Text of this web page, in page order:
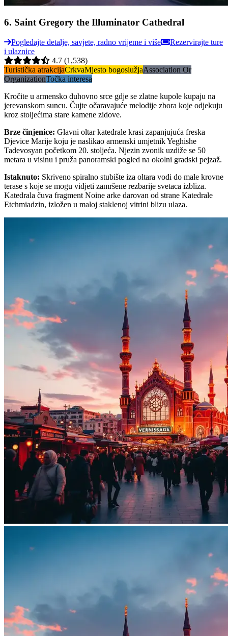
6. Saint Gregory the Illuminator Cathedral
Pogledajte detalje, savjete, radno vrijeme i više
Rezervirajte ture
i ulaznice
4.7 (1,538)
Turistička atrakcijaCrkvaMjesto bogoslužjaAssociation Or
OrganizationTočka interesa
Kročite u armensko duhovno srce gdje se zlatne kupole kupaju na
jerevanskom suncu. Čujte očaravajuće melodije zbora koje odjekuju
kroz stoljećima stare kamene zidove.
Brze činjenice: Glavni oltar katedrale krasi zapanjujuća freska
Djevice Marije koju je naslikao armenski umjetnik Yeghishe
Tadevosyan početkom 20. stoljeća. Njezin zvonik uzdiže se 50
metara u visinu i pruža panoramski pogled na okolni gradski pejzaž.
Istaknuto: Skriveno spiralno stubište iza oltara vodi do male krovne
terase s koje se mogu vidjeti zamršene rezbarije svetaca izbliza.
Katedrala čuva fragment Noine arke darovan od strane Katedrale
Etchmiadzin, izložen u maloj staklenoj vitrini blizu ulaza.